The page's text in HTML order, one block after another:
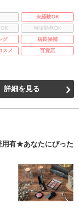
未経験OK
時短勤務OK
グ
店長候補
スメ 百貨店
詳細を見る
用有★あなたにぴった